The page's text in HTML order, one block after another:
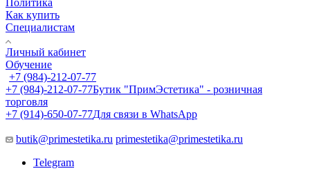
Как купить
Специалистам
Личный кабинет
Обучение
+7 (984)-212-07-77
+7 (984)-212-07-77Бутик "ПримЭстетика" - розничная
торговля
+7 (914)-650-07-77Для связи в WhatsApp
butik@primestetika.ru primestetika@primestetika.ru
Telegram